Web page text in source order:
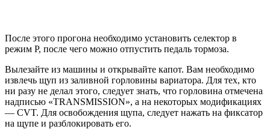
После этого прогона необходимо установить селектор в
режим P, после чего можно отпустить педаль тормоза.
Вылезайте из машины и открывайте капот. Вам необходимо
извлечь щуп из заливной горловины вариатора. Для тех, кто
ни разу не делал этого, следует знать, что горловина отмечена
надписью «TRANSMISSION», а на некоторых модификациях
— CVT. Для освобождения щупа, следует нажать на фиксатор
на щупе и разблокировать его.